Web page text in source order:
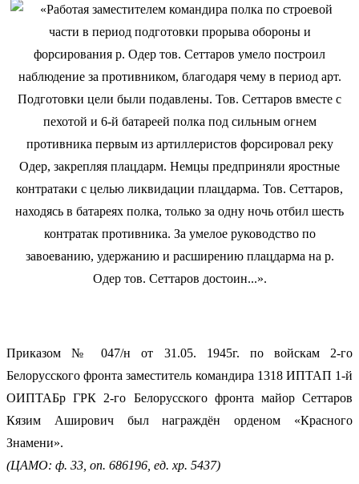
Приказом № 047/н от 31.05. 1945г. по войскам 2-го
Белорусского фронта заместитель командира 1318 ИПТАП 1-й
ОИПТАБр ГРК 2-го Белорусского фронта майор Сеттаров
Кязим Аширович был награждён орденом «Красного
Знамени».
(ЦАМО: ф. 33, оп. 686196, ед. хр. 5437)